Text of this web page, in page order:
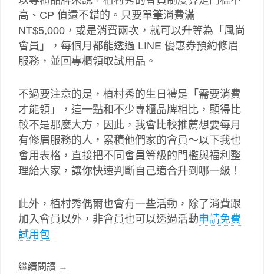
高、CP 值還不錯的。只要單筆消費滿
NT$5,000，或是消費兩次，就可以升等為「風尚
會員」，每個月都能透過 LINE 優惠券預約修眉
服務，並回專櫃領取試用品。
不過要注意的是，植村秀的生日禮是「需要消費
才能領」，這一點和不少專櫃品牌相比，顯得比
較不是那麼大方，因此，我會比較推薦想要每月
有修眉服務的人，累積他們家的會員～以下我也
會用表格，直接把不同會員等級的門檻與福利整
理給大家，讓你快速判斷自己適合升到哪一級！
此外，植村秀偶爾也會有一些活動，除了消費跟
加入會員以外，非會員也可以透過活動申請免費
試用包
繼續閱讀 →